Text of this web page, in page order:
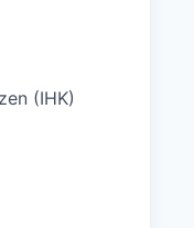
(IHK)